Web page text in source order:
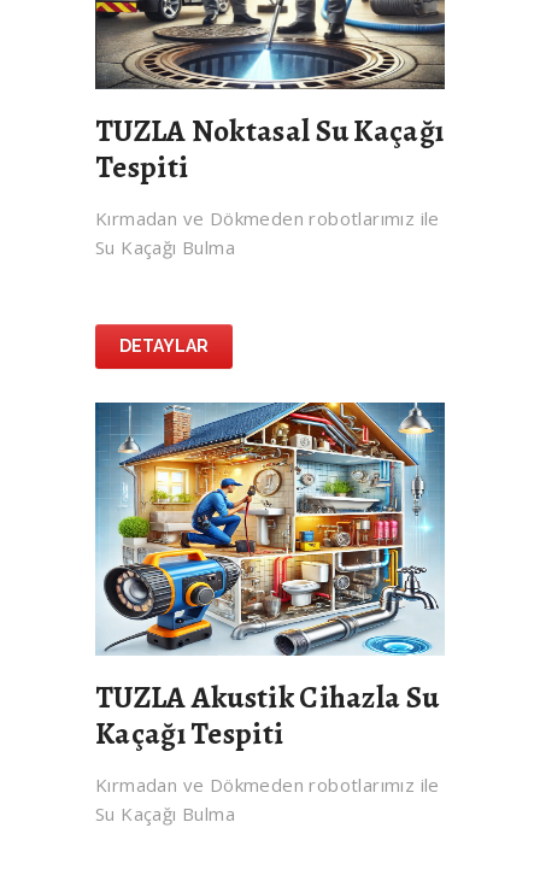
TUZLA Noktasal Su Kaçağı
Tespiti
Kırmadan ve Dökmeden robotlarımız ile
Su Kaçağı Bulma
DETAYLAR
TUZLA Akustik Cihazla Su
Kaçağı Tespiti
Kırmadan ve Dökmeden robotlarımız ile
Su Kaçağı Bulma